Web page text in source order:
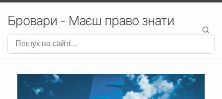
Бровари - Маєш право знати